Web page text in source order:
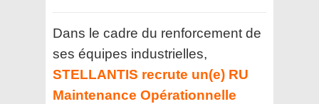
Dans le cadre du renforcement de
ses équipes industrielles,
STELLANTIS recrute un(e) RU
Maintenance Opérationnelle